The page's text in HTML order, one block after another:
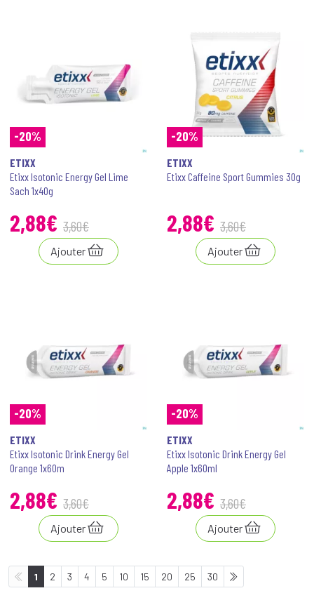
-20%
ETIXX
Etixx Isotonic Energy Gel Lime
Sach 1x40g
2,88€ 3,60€
Ajouter
-20%
ETIXX
Etixx Caffeine Sport Gummies 30g
2,88€ 3,60€
Ajouter
-20%
ETIXX
Etixx Isotonic Drink Energy Gel
Orange 1x60m
2,88€ 3,60€
Ajouter
-20%
ETIXX
Etixx Isotonic Drink Energy Gel
Apple 1x60ml
2,88€ 3,60€
Ajouter
1 2 3 4 5 10 15 20 25 30